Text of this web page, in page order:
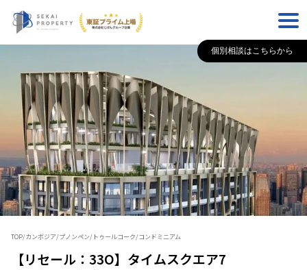
個別相談はこちらから
TOP/カンボジア/プノンペン/ トゥールコーク/コンドミニアム
【リセール：33O】タイムスクエア7